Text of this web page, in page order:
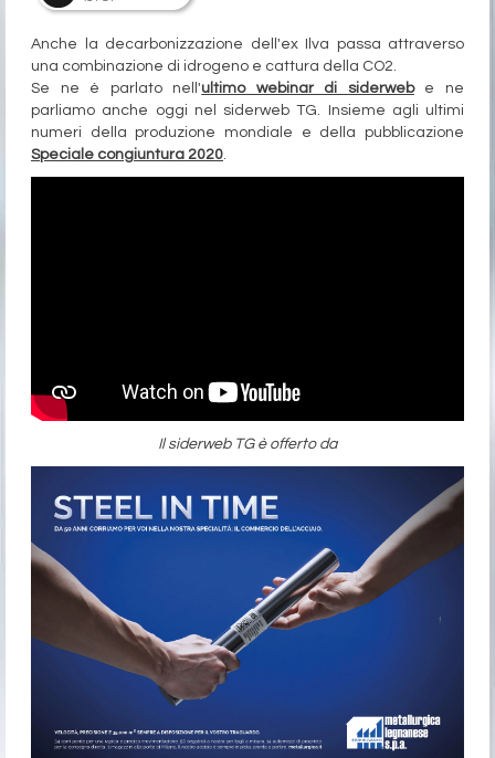
Anche la decarbonizzazione dell'ex Ilva passa attraverso
una combinazione di idrogeno e cattura della CO2.
Se ne è parlato nell'ultimo webinar di siderwebe ne
parliamo anche oggi nel siderweb TG. Insieme agli ultimi
numeri della produzione mondiale e della pubblicazione
Speciale congiuntura 2020.
Il siderweb TG è offerto da